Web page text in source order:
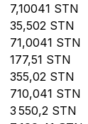
7,10041 STN
35,502 STN
71,0041 STN
177,51 STN
355,02 STN
710,041 STN
3 550,2 STN